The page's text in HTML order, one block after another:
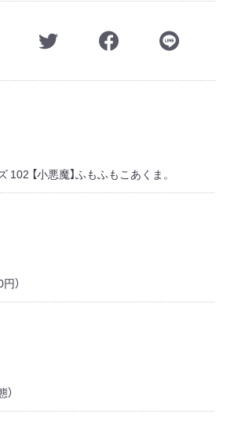
【小悪魔】ふもふもこあくま。
）